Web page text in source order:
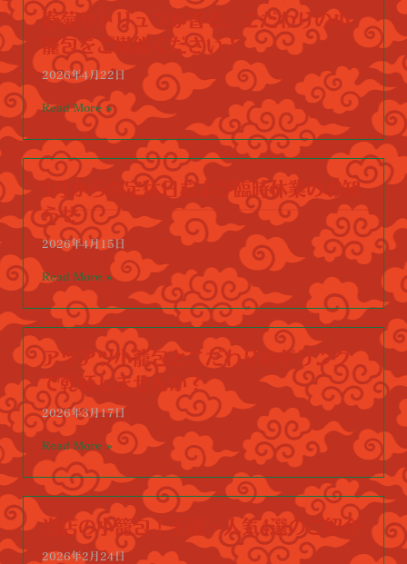
春菊やトリュフが香る、こだわりの小
籠包をご堪能ください！
2026年4月22日
Read More »
5月からの定休日および臨時休業のお知
らせ
2026年4月15日
Read More »
アツアツ小籠包とこだわりのドリンク
で乾杯しませんか？
2026年3月17日
Read More »
当店の小籠包！王道・人気4選のご紹介
2026年2月24日